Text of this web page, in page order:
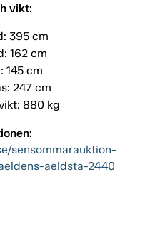
vikt:
395 cm
162 cm
145 cm
247 cm
880 kg
sensommarauktion-
aeldsta-2440